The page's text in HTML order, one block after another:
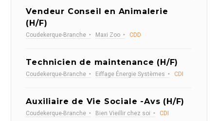
Vendeur Conseil en Animalerie
(H/F)
Coudekerque-Branche Maxi Zoo CDD
Technicien de maintenance (H/F)
Coudekerque-Branche Eiffage Énergie Systèmes CDI
Auxiliaire de Vie Sociale -Avs (H/F)
Coudekerque-Branche Bien Vieillir chez soi CDI